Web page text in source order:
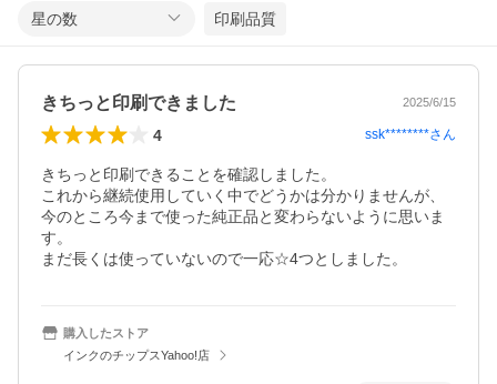
星の数 印刷品質
きちっと印刷できました 2025/6/15
4 ssk********さん
きちっと印刷できることを確認しました。
これから継続使用していく中でどうかは分かりませんが、
今のところ今まで使った純正品と変わらないように思いま
す。
まだ長くは使っていないので一応☆4つとしました。
購入したストア
インクのチップスYahoo!店